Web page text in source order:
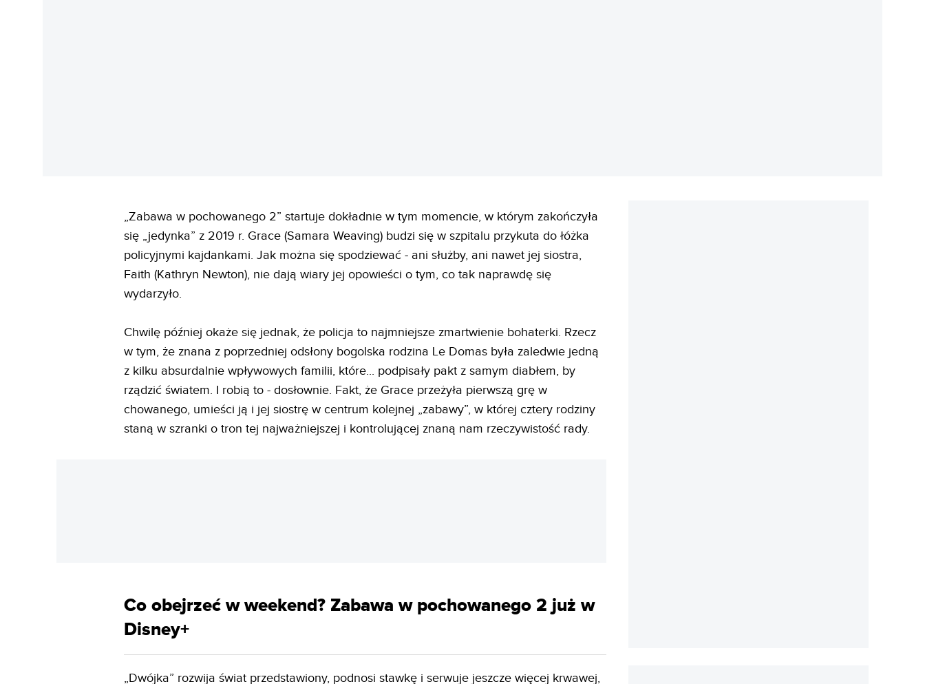
„Zabawa w pochowanego 2” startuje dokładnie w tym momencie, w którym zakończyła
się „jedynka” z 2019 r. Grace (Samara Weaving) budzi się w szpitalu przykuta do łóżka
policyjnymi kajdankami. Jak można się spodziewać - ani służby, ani nawet jej siostra,
Faith (Kathryn Newton), nie dają wiary jej opowieści o tym, co tak naprawdę się
wydarzyło.
Chwilę później okaże się jednak, że policja to najmniejsze zmartwienie bohaterki. Rzecz
w tym, że znana z poprzedniej odsłony bogolska rodzina Le Domas była zaledwie jedną
z kilku absurdalnie wpływowych familii, które... podpisały pakt z samym diabłem, by
rządzić światem. I robią to - dosłownie. Fakt, że Grace przeżyła pierwszą grę w
chowanego, umieści ją i jej siostrę w centrum kolejnej „zabawy”, w której cztery rodziny
staną w szranki o tron tej najważniejszej i kontrolującej znaną nam rzeczywistość rady.
Co obejrzeć w weekend? Zabawa w pochowanego 2 już w
Disney+
„Dwójka” rozwija świat przedstawiony, podnosi stawkę i serwuje jeszcze więcej krwawej,